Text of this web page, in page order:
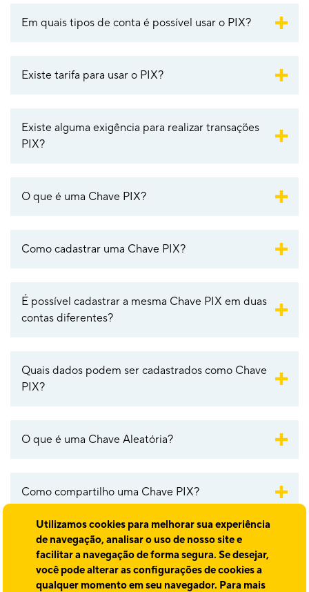
Em quais tipos de conta é possível usar o PIX?
Existe tarifa para usar o PIX?
Existe alguma exigência para realizar transações
PIX?
O que é uma Chave PIX?
Como cadastrar uma Chave PIX?
É possível cadastrar a mesma Chave PIX em duas
contas diferentes?
Quais dados podem ser cadastrados como Chave
PIX?
O que é uma Chave Aleatória?
Como compartilho uma Chave PIX?
Como gerenciar as minhas Chaves PIX?
Utilizamos cookies para melhorar sua experiência
de navegação, analisar o uso de nosso site e
facilitar a navegação de forma segura. Se desejar,
você pode alterar as configurações de cookies a
qualquer momento em seu navegador. Para mais